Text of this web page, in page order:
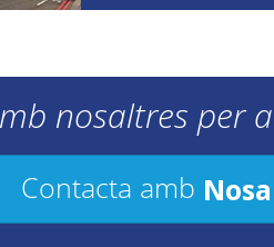
nosaltres per
Contacta amb